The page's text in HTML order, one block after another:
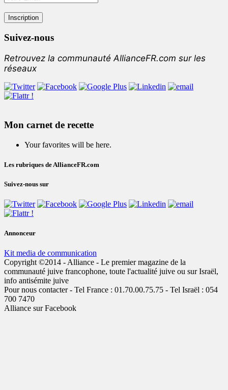
Suivez-nous
Retrouvez la communauté AllianceFR.com sur les
réseaux
Mon carnet de recette
Your favorites will be here.
Les rubriques de AllianceFR.com
Suivez-nous sur
Annonceur
Kit media de communication
Copyright ©2014 - Alliance - Le premier magazine de la
communauté juive francophone, toute l'actualité juive ou sur Israël,
info antisémite juive
Pour nous contacter - Tel France : 01.70.00.75.75 - Tel Israël : 054
700 7470
Alliance sur Facebook